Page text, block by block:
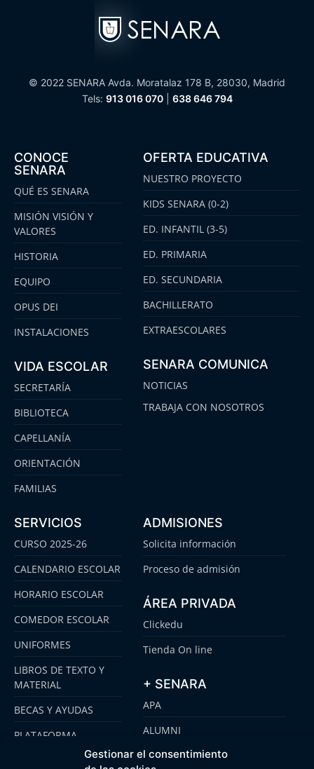
Gestionar el consentimiento
© 2022 SENARA Avda. Moratalaz 178 B, 28030, Madrid
Tels: 913 016 070| 638 646 794
CONOCE
SENARA
QUÉ ES SENARA
MISIÓN VISIÓN Y
VALORES
HISTORIA
EQUIPO
OPUS DEI
INSTALACIONES
VIDA ESCOLAR
SECRETARÍA
BIBLIOTECA
CAPELLANÍA
ORIENTACIÓN
FAMILIAS
OFERTA EDUCATIVA
NUESTRO PROYECTO
KIDS SENARA (0-2)
ED. INFANTIL (3-5)
ED. PRIMARIA
ED. SECUNDARIA
BACHILLERATO
EXTRAESCOLARES
SENARA COMUNICA
NOTICIAS
TRABAJA CON NOSOTROS
SERVICIOS
CURSO 2025-26
CALENDARIO ESCOLAR
HORARIO ESCOLAR
COMEDOR ESCOLAR
UNIFORMES
LIBROS DE TEXTO Y
MATERIAL
BECAS Y AYUDAS
PLATAFORMA
ADMISIONES
Solicita información
Proceso de admisión
ÁREA PRIVADA
Clickedu
Tienda On line
+ SENARA
APA
ALUMNI
SENARA SENIOR